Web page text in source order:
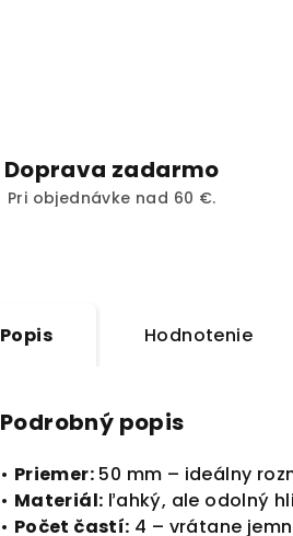
Doprava zadarmo
Pri objednávke nad 60 €.
Popis Hodnotenie
Podrobný popis
• Priemer: 50 mm – ideálny
• Materiál: ľahký, ale odolný
• Počet častí: 4 – vrátane